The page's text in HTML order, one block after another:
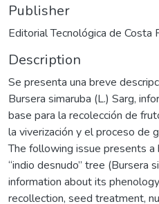
Publisher
Editorial Tecnológica de Costa
Description
Se presenta una breve
Bursera simaruba (L.) Sarg,
base para la recolección de
la viverización y el proceso de
The following issue presents
“indio desnudo” tree (Bursera
information about its
recollection, seed treatment,